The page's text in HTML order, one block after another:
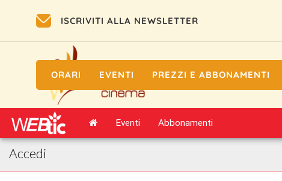
ISCRIVITI ALLA NEWSLETTER
ORARI EVENTI PREZZI E ABBONAMENTI